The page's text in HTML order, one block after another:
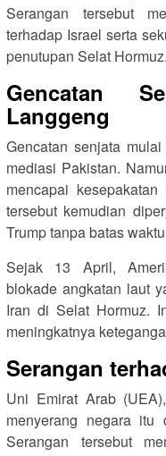
Serangan tersebut
terhadap Israel serta
penutupan Selat Hormuz.
Gencatan
Langgeng
Gencatan senjata
mediasi Pakistan.
mencapai
tersebut kemudian
Trump tanpa batas
Sejak 13 April,
blokade angkatan laut
Iran di Selat Hormuz.
meningkatnya
Serangan
Uni Emirat Arab
menyerang negara itu
Serangan tersebut